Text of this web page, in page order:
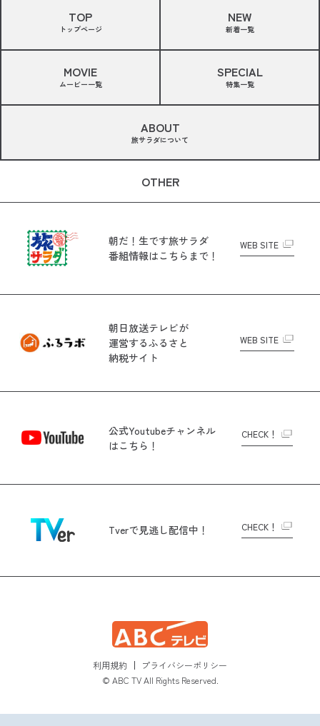
TOP
トップページ
NEW
新着一覧
MOVIE
ムービー一覧
SPECIAL
特集一覧
ABOUT
旅サラダについて
OTHER
朝だ！生です旅サラダ
番組情報はこちらまで！
WEB SITE
朝日放送テレビが
運営するふるさと
納税サイト
WEB SITE
公式Youtubeチャンネル
はこちら！
CHECK！
Tverで見逃し配信中！ CHECK！
利用規約
プライバシーポリシー
© ABC TV All Rights Reserved.